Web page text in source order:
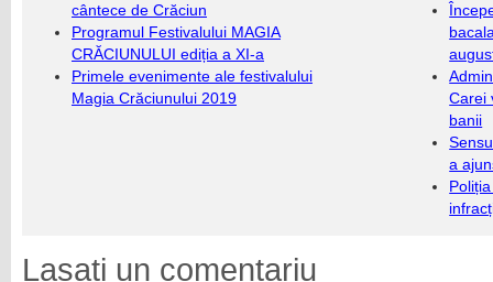
cântece de Crăciun
Programul Festivalului MAGIA
CRĂCIUNULUI ediția a XI-a
Primele evenimente ale festivalului
Magia Crăciunului 2019
Carei
banii
a
Lasati un comentariu